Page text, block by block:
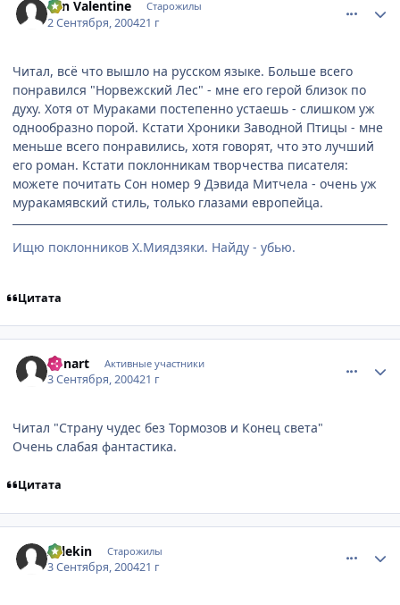
Yan Valentine Старожилы
2 Сентября, 200421 г
Читал, всё что вышло на русском языке. Больше всего
понравился "Норвежский Лес" - мне его герой близок по
духу. Хотя от Мураками постепенно устаешь - слишком уж
однообразно порой. Кстати Хроники Заводной Птицы - мне
меньше всего понравились, хотя говорят, что это лучший
его роман. Кстати поклонникам творчества писателя:
можете почитать Сон номер 9 Дэвида Митчела - очень уж
муракамявский стиль, только глазами европейца.
Ищю поклонников Х.Миядзяки. Найду - убью.
Цитата
Bonart Активные участники
3 Сентября, 200421 г
Читал "Страну чудес без Тормозов и Конец света"
Очень слабая фантастика.
Цитата
Arlekin Старожилы
3 Сентября, 200421 г